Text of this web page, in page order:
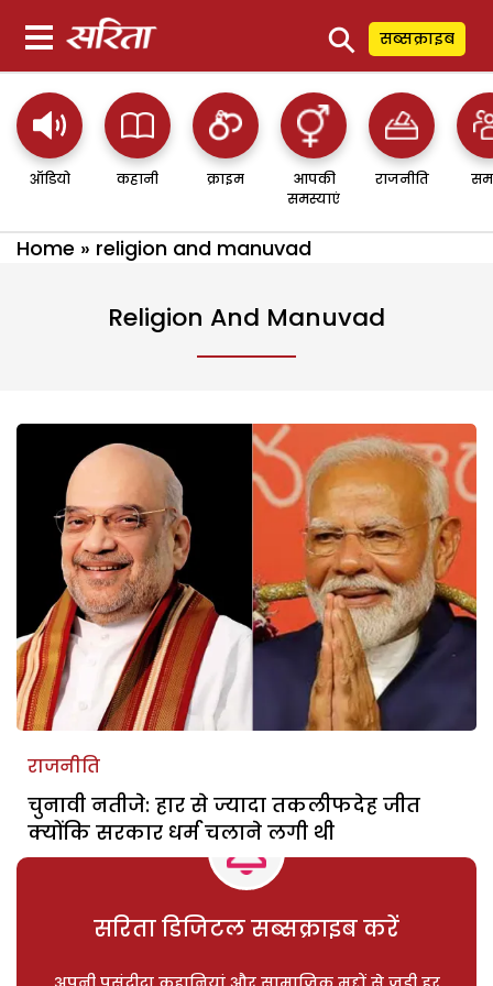
⚲ सब्सक्राइब
ऑडियो कहानी क्राइम
आपकी
समस्याएं
राजनीति
Home » religion and manuvad
Religion And Manuvad
राजनीति
चुनावी नतीजे: हार से ज्यादा तकलीफदेह जीत
क्योंकि सरकार धर्म चलाने लगी थी
सरिता डिजिटल सब्सक्राइब करें